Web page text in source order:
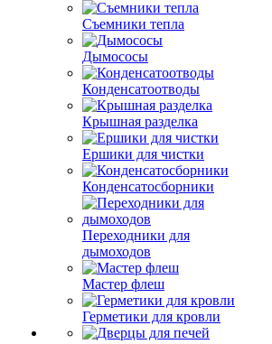
Съемники тепла
Дымососы
Конденсатоотводы
Крышная разделка
Ершики для чистки
Конденсатосборники
Переходники для
дымоходов
Мастер флеш
Герметики для кровли